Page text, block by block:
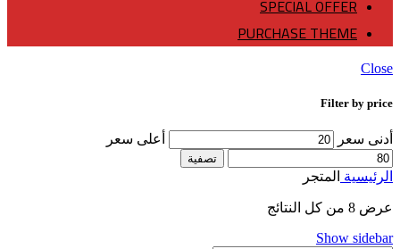
SPECIAL OFFER
PURCHASE THEME
Close
Filter by price
أدنى سعر أعلى سعر
تصفية
الرئيسية المتجر
عرض ⁦8⁩ من كل النتائج
Show sidebar